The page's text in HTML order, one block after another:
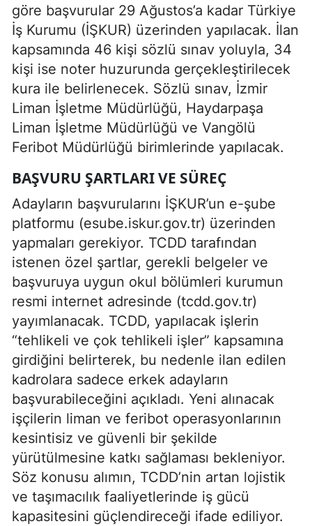
göre başvurular 29 Ağustos’a kadar Türkiye
İş Kurumu (İŞKUR) üzerinden yapılacak. İlan
kapsamında 46 kişi sözlü sınav yoluyla, 34
kişi ise noter huzurunda gerçekleştirilecek
kura ile belirlenecek. Sözlü sınav, İzmir
Liman İşletme Müdürlüğü, Haydarpaşa
Liman İşletme Müdürlüğü ve Vangölü
Feribot Müdürlüğü birimlerinde yapılacak.
BAŞVURU ŞARTLARI VE SÜREÇ
Adayların başvurularını İŞKUR’un e-şube
platformu (esube.iskur.gov.tr) üzerinden
yapmaları gerekiyor. TCDD tarafından
istenen özel şartlar, gerekli belgeler ve
başvuruya uygun okul bölümleri kurumun
resmi internet adresinde (tcdd.gov.tr)
yayımlanacak. TCDD, yapılacak işlerin
“tehlikeli ve çok tehlikeli işler” kapsamına
girdiğini belirterek, bu nedenle ilan edilen
kadrolara sadece erkek adayların
başvurabileceğini açıkladı. Yeni alınacak
işçilerin liman ve feribot operasyonlarının
kesintisiz ve güvenli bir şekilde
yürütülmesine katkı sağlaması bekleniyor.
Söz konusu alımın, TCDD’nin artan lojistik
ve taşımacılık faaliyetlerinde iş gücü
kapasitesini güçlendireceği ifade ediliyor.